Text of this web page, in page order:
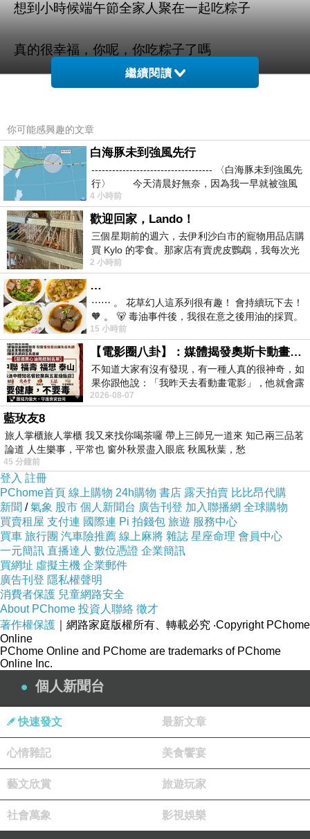
想到小時候端午節全家人聚在一起吃粽子
真的很幸福，你呢，你吃粽子了嗎
還沒有的話，買個粽子或禮盒回去和家人一起聚
建議上MOMO購物網購買，現在都有特價喔
【優鮮配】紐西蘭進口淡菜6盒(約12-14顆-500g-盒)
商品網址:
http://www.momoshop.com.tw/goods/GoodsDet
ail.jsp?
i_code=4377459&memid=6000009307&cid=a
puad&oid=1&osm=league
商品簡述:
品牌名稱
優鮮配
包裝方式
袋(包)裝
重量(件)
0g~200g
類別
其他
繼續閱讀
你可能感興趣的文章
白海豚未到強風先行
----------------------------------- 〈白海豚未到強風先
行〉 今天清晨好無奈，因為我一早就被強風
4 小時前
歡迎回家，Lando！
三個星期前的週六，去伊利沙白市的寵物用品店購
買 Kylo 的零食。那家店有賣虎皮鸚鵡，我每次光
顧都會去看一下。他們偶爾會引進 C
2 小時前
…
⋯⋯ 。 花草幻人這系列很有趣！ 會持續玩下去！
🧡 。 🐻 毒油事件後，我很在意之後用油的採買。
前天購買了我之前就很愛
15 小時前
【電影圈八卦】：媒體揭發奧斯卡動畫項目投票醜聞！好萊塢為什麼看不起動畫電影？
不知道大家有沒有發現，有一種人真的很神奇，如
果你跟他說：「我昨天去看動畫電影」，他就會露
出一種慈祥的微笑，然後問你是不是陪小
2026-08-07
藍玫友8
旅人掌櫃旅人掌櫃 我又來找你喝茶囉 帶上三師兄一道來 知己兩三品茗
論道 人生樂事，平常也 窗外秋景盡入眼底 秋風秋葉，愁
45 分鐘前
登入 註冊
PChome首頁 線上購物 24h購物 書店 露天拍賣 比比昂代購
新聞 /氣象 股市 個人新聞台 廣告刊登 加入聯播網 全球購物
買賣租屋 支付連 國際連 Pi 拍錢包 旅遊 服務中心
買車 旅行團 汽車險推薦 線上麻將 雜誌 星座命理 會員中心
一元簡訊 直播達人 數位憑證 企業簡訊
買網址 虛擬主機 企業郵件
廣告刊登 隱私權聲明
消費者保護 兒童網路安全
About PChome 投資人聯絡 徵才
著作權保護 ｜網路家庭版權所有、轉載必究 ‧Copyright PChome
Online
PChome Online and PChome are trademarks of PChome
Online Inc.
個人新聞台
快速發文 最新文章
心情雜記 美食饗宴
藝文欣賞 旅遊玩家
社會萬象 影視娛樂